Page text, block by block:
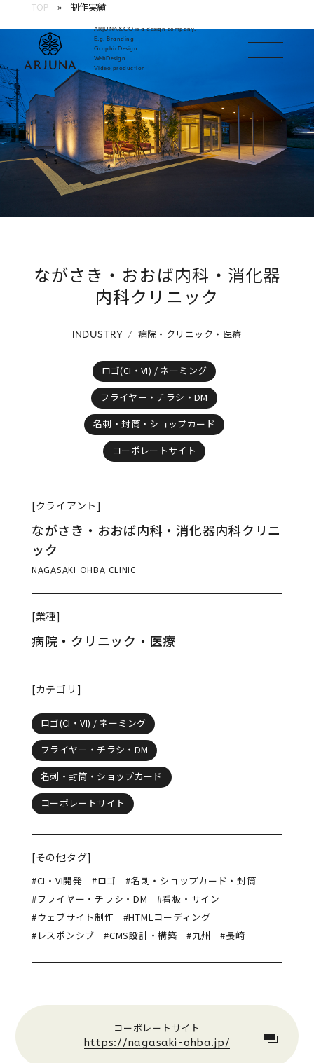
福岡 ブランディング・ブランディングデザイン
ARJUNA&CO is a design company.
E.g. Branding
GraphicDesign
WebDesign
Video production
TOP 制作実績
ながさき・おおば内科・消化器
内科クリニック
INDUSTRY 病院・クリニック・医療
ロゴ(CI・VI) / ネーミング
フライヤー・チラシ・DM
名刺・封筒・ショップカード
コーポレートサイト
[クライアント]
ながさき・おおば内科・消化器内科クリニ
ック
NAGASAKI OHBA CLINIC
[業種]
病院・クリニック・医療
[カテゴリ]
ロゴ(CI・VI) / ネーミング
フライヤー・チラシ・DM
名刺・封筒・ショップカード
コーポレートサイト
[その他タグ]
#CI・VI開発 #ロゴ
#名刺・ショップカード・封筒
#フライヤー・チラシ・DM
#看板・サイン
#ウェブサイト制作
#HTMLコーディング
#レスポンシブ
#CMS設計・構築 #九州 #長崎
コーポレートサイト
https://nagasaki-ohba.jp/